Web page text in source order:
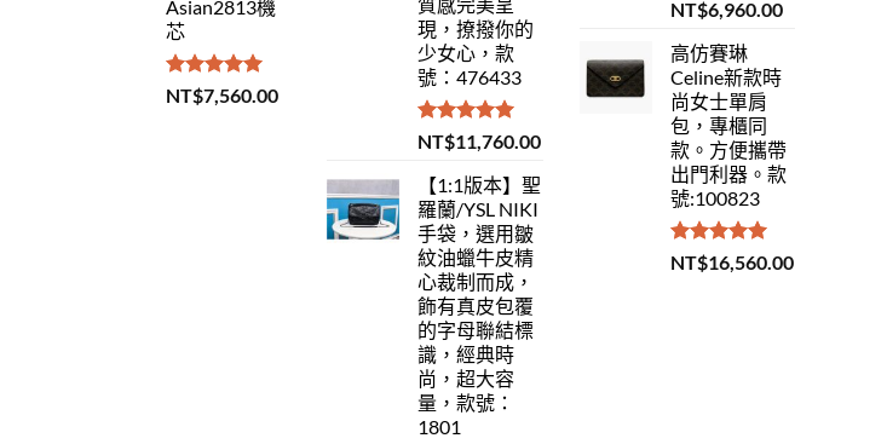
Asian2813機
芯
評分 5.00
滿分 5
NT$7,560.00
現，撩撥你的
少女心，款
號：476433
評分5.00
滿分 5
NT$11,760.00
【1:1版本】聖
羅蘭/YSL NIKI
手袋，選用皺
紋油蠟牛皮精
心裁制而成，
飾有真皮包覆
的字母聯結標
識，經典時
尚，超大容
量，款號：
1801
評分5.00
滿分 5
NT$6,960.00
高仿賽琳
Celine新款時
尚女士單肩
包，專櫃同
款。方便攜帶
出門利器。款
號:100823
評分5.00
滿分 5
NT$16,560.00